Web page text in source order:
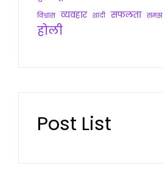
विश्वास व्यवहार शादी सफलता समझ
होली
Post List